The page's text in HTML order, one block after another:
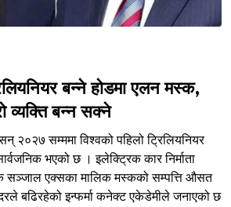
बन्ने होडमा एलन मस्क,
व्यक्ति बन्न सक्ने
२०२७ सम्ममा विश्वको पहिलो ट्रिलियनियर
भएको छ । इलेक्ट्रिक कार निर्माता
सञ्जाल एक्सका मालिक मस्कको सम्पत्ति औसत
बढिरहेको इन्फर्मा कनेक्ट एकेडेमीले जनाएको छ